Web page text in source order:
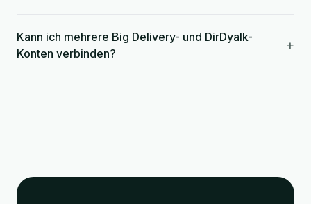
Kann ich mehrere Big Delivery- und DirDyalk-
Konten verbinden?
+